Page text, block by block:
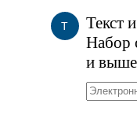
Т Текст
Набор
и выше